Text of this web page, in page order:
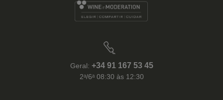
Geral: +34 91 167 53 45
2ᵃ/6ᵃ 08:30 às 12:30